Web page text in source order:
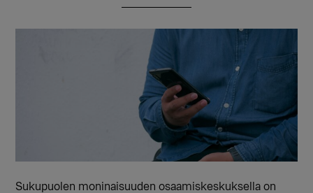
Sukupuolen moninaisuuden osaamiskeskuksella on